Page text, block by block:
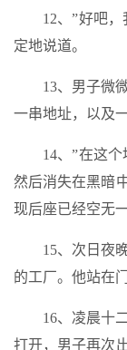
12、”好吧
定地说道。
13、男子微
一串地址，以及
14、”在这
然后消失在黑暗
现后座已经空无一
15、次日夜
的工厂。他站在
16、凌晨十
打开，男子再次